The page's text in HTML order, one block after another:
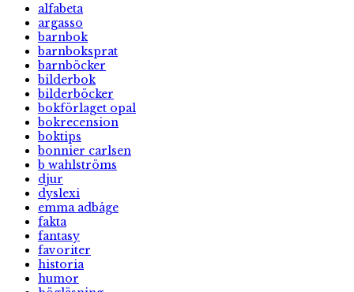
alfabeta
argasso
barnbok
barnboksprat
barnböcker
bilderbok
bilderböcker
bokförlaget opal
bokrecension
boktips
bonnier carlsen
b wahlströms
djur
dyslexi
emma adbåge
fakta
fantasy
favoriter
historia
humor